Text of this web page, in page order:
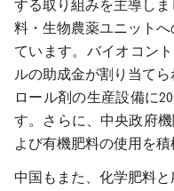
する取り組みを主導し
料・生物農薬ユニット
ています。バイオコン
ルの助成金が割り当て
ロール剤の生産設備に
す。さらに、中央政府
よび有機肥料の使用を積
中国もまた、化学肥料